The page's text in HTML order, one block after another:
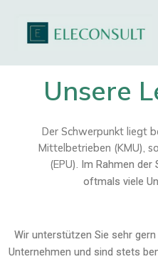
Unsere
Der Schwerpunkt liegt
Mittelbetrieben (KMU),
(EPU). Im Rahmen der
oftmals viele
Wir unterstützen Sie sehr
Unternehmen und sind stets